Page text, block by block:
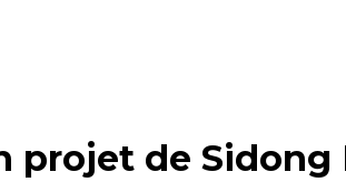
projet de Sidong